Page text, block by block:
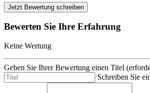
Jetzt Bewertung schreiben
Bewerten Sie Ihre Erfahrung
Keine Wertung
Geben Sie Ihrer Bewertung einen Titel
Schreiben Sie